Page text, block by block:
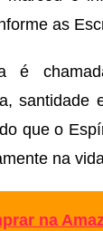
as
é
santidade
que o
na
na